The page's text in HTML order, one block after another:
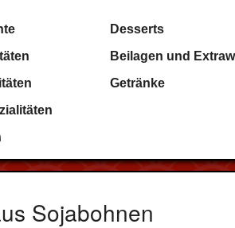
Desserts
Beilagen und
Getränke
Sojabohnen